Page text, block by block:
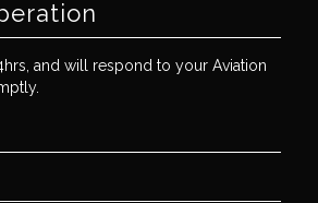
and will respond to your Aviation